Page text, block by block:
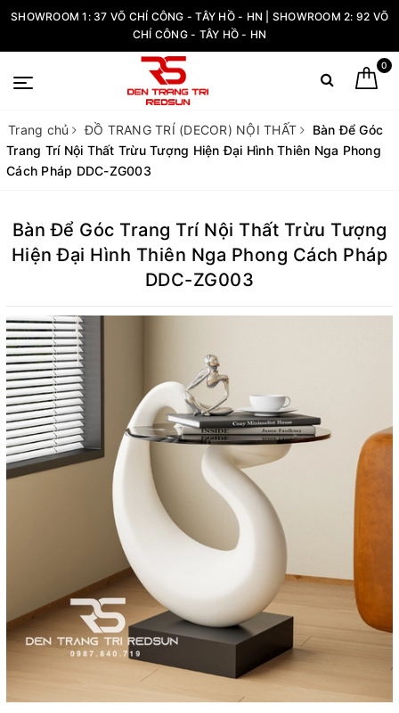
SHOWROOM 1: 37 VÕ CHÍ CÔNG - TÂY HỒ - HN | SHOWROOM 2: 92 VÕ
CHÍ CÔNG - TÂY HỒ - HN
0
Trang chủ ĐỒ TRANG TRÍ (DECOR) NỘI THẤT
Bàn Để Góc
Trang Trí Nội Thất Trừu Tượng Hiện Đại Hình Thiên Nga Phong
Cách Pháp DDC-ZG003
Bàn Để Góc Trang Trí Nội Thất Trừu Tượng
Hiện Đại Hình Thiên Nga Phong Cách Pháp
DDC-ZG003